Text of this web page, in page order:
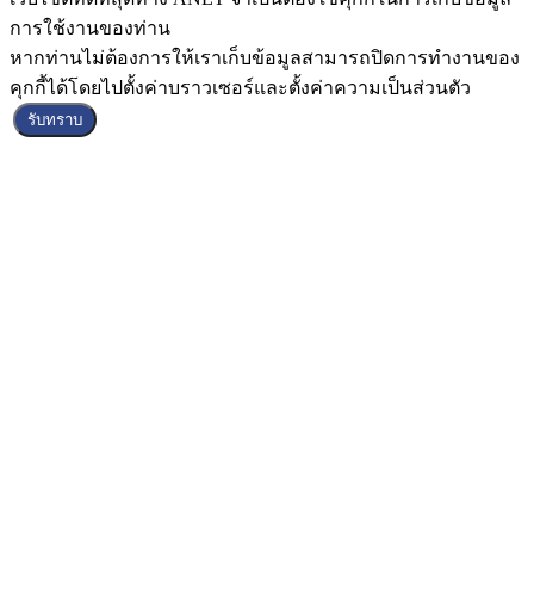
การใช้งานของท่าน
หากท่านไม่ต้องการให้เราเก็บข้อมูลสามารถปิดการทำงานของ
คุกกี้ได้โดยไปตั้งค่าบราวเซอร์และตั้งค่าความเป็นส่วนตัว
รับทราบ